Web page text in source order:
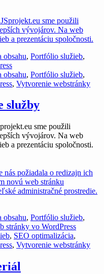
obsahu, Portfólio služieb,
obsahu, Portfólio služieb,
, Vytvorenie webstránky
služby
sme použili
vývojárov. Na web
a prezentáciu spoločnosti.
obsahu, Portfólio služieb,
stránky vo WordPress
, SEO optimalizácia,
, Vytvorenie webstránky